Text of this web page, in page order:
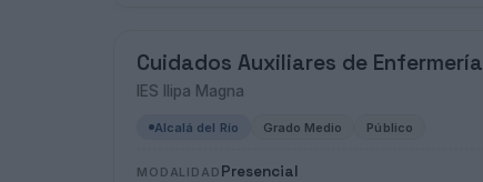
Cuidados Auxiliares de Enfermería
IES Ilipa Magna
Alcalá del Río Grado Medio Público
MODALIDAD Presencial